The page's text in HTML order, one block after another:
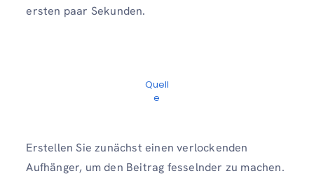
ersten paar Sekunden.
Quell
e
Erstellen Sie zunächst einen verlockenden
Aufhänger, um den Beitrag fesselnder zu machen.